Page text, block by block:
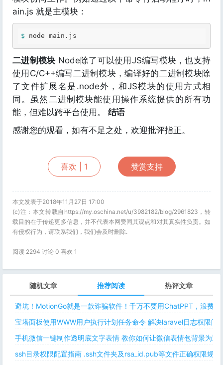
ain.js 就是主模块：
$
二进制模块 Node除了可以使用JS编写模块，也支持
使用C/C++编写二进制模块，编译好的二进制模块除
了文件扩展名是.node外，和JS模块的使用方式相
同。虽然二进制模块能使用操作系统提供的所有功
能，但难以跨平台使用。 结语
感谢您的观看，如有不足之处，欢迎批评指正。
喜欢 | 1 赞赏支持
本文发表于2018年11月27日 17:00
(c)注：本文转载自https://my.oschina.net/u/3982182/blog/2961823，转
载目的在于传递更多信息，并不代表本网赞同其观点和对其真实性负责。如
有侵权行为，请联系我们，我们会及时删除.
阅读 2294 讨论 0 喜欢 1
随机文章 推荐阅读 热评文章
避坑！MotionGo就是一款诈骗软件！千万不要用ChatPPT，浪费时
宝塔面板使用WWW用户执行计划任务命令 解决laravel日志权限问
手机微信一键制作透明底文字表情 教你如何让微信表情包背景为
ssh目录权限配置指南 .ssh文件夹及rsa_id.pub等文件正确权限规则